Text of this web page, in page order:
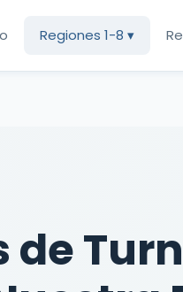
Regiones 1-8 ▾
de